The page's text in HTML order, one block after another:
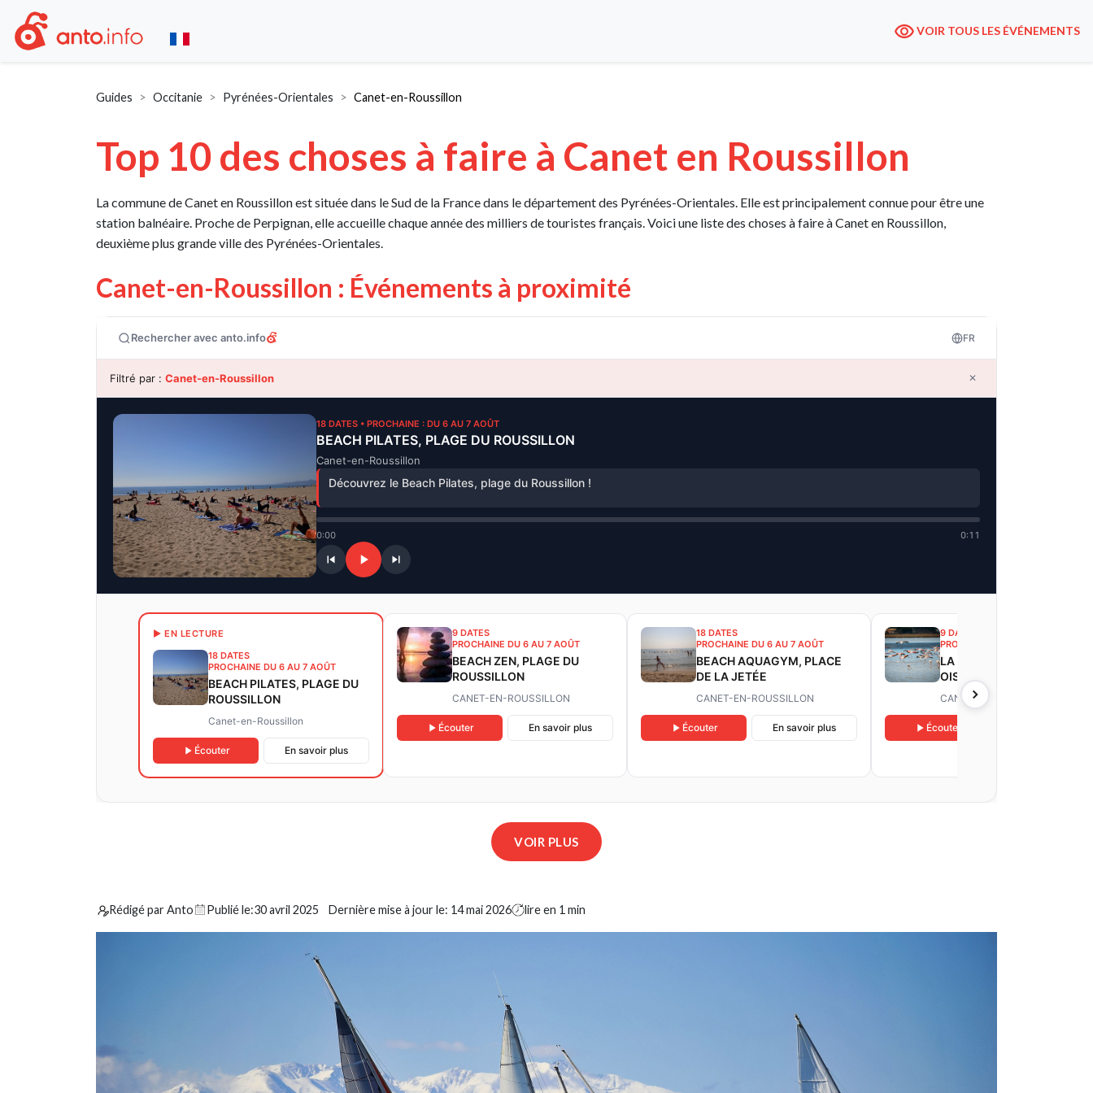
VOIR TOUS LES ÉVÉNEMENTS
Guides Occitanie Pyrénées-Orientales Canet-en-Roussillon
Top 10 des choses à faire à Canet en Roussillon
La commune de Canet en Roussillon est située dans le Sud de la France dans le département des Pyrénées-Orientales. Elle est principalement connue pour être une
station balnéaire. Proche de Perpignan, elle accueille chaque année des milliers de touristes français. Voici une liste des choses à faire à Canet en Roussillon,
deuxième plus grande ville des Pyrénées-Orientales.
Canet-en-Roussillon : Événements à proximité
Rechercher avec anto.info FR
Filtré par : Canet-en-Roussillon ✕
18 DATES • PROCHAINE : DU 6 AU 7 AOÛT
BEACH PILATES, PLAGE DU ROUSSILLON
Canet-en-Roussillon
Découvrez le Beach Pilates, plage du Roussillon !
0:00 0:11
▶ EN LECTURE
18 DATES
PROCHAINE DU 6 AU 7 AOÛT
BEACH PILATES, PLAGE DU
ROUSSILLON
Canet-en-Roussillon
Écouter En savoir plus
9 DATES
PROCHAINE DU 6 AU 7 AOÛT
BEACH ZEN, PLAGE DU
ROUSSILLON
CANET-EN-ROUSSILLON
Écouter En savoir plus
18 DATES
PROCHAINE DU 6 AU 7 AOÛT
BEACH AQUAGYM, PLACE
DE LA JETÉE
CANET-EN-ROUSSILLON
Écouter En savoir plus
9 DATES
PROCHAINE DU 6 AU 7 AOÛT
LA DÉCOUVERTE DES
OISEAUX DU DOMAINE DE
L’ESPARROU
CANET-EN-ROUSSILLON
Écouter
VOIR PLUS
Rédigé par Anto Publié le:30 avril 2025 Dernière mise à jour le: 14 mai 2026 lire en 1 min